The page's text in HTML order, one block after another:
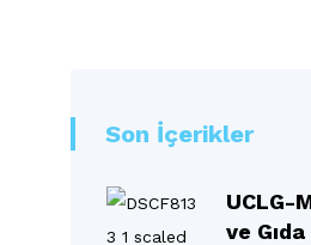
Son İçerikler
UCLG-
ve